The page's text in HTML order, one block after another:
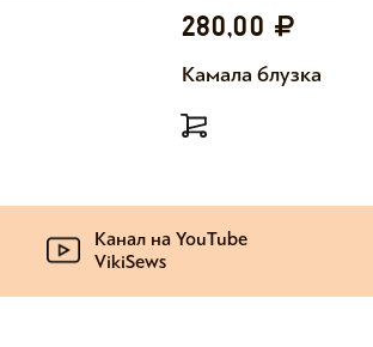
280,00
Камала блузка
Канал на YouTube
VikiSews